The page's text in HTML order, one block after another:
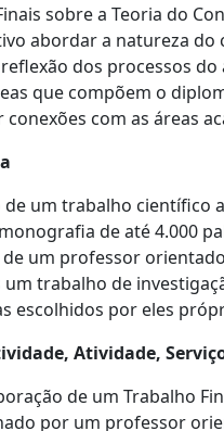
sobre a Teoria do
abordar a natureza do
dos processos
que compõem o
conexões com as áreas
de um trabalho científico
de até 4.000
um professor
um trabalho de
escolhidos por eles
Atividade,
de um Trabalho
por um professor